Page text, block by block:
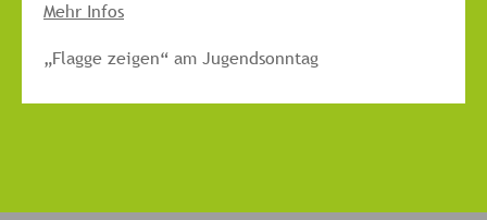
Mehr Infos
„Flagge zeigen“ am Jugendsonntag